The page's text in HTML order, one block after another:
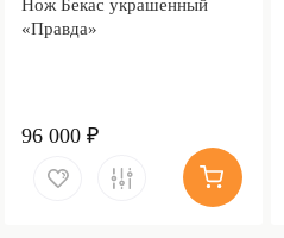
Нож Бекас украшенный
«Правда»
96 000 ₽